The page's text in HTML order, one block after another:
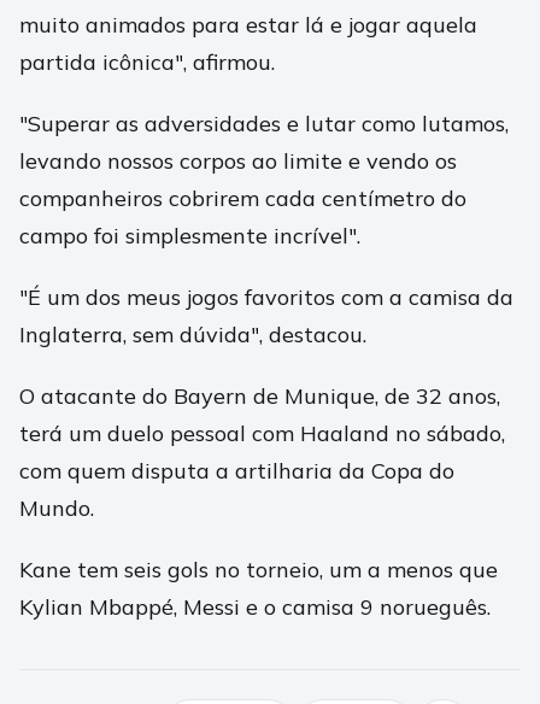
muito animados para estar lá e jogar aquela
partida icônica", afirmou.
"Superar as adversidades e lutar como lutamos,
levando nossos corpos ao limite e vendo os
companheiros cobrirem cada centímetro do
campo foi simplesmente incrível".
"É um dos meus jogos favoritos com a camisa da
Inglaterra, sem dúvida", destacou.
O atacante do Bayern de Munique, de 32 anos,
terá um duelo pessoal com Haaland no sábado,
com quem disputa a artilharia da Copa do
Mundo.
Kane tem seis gols no torneio, um a menos que
Kylian Mbappé, Messi e o camisa 9 norueguês.